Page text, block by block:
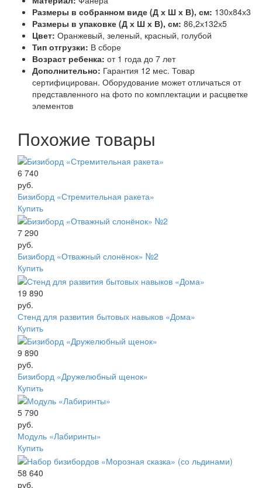
Размеры в собранном виде (Д х Ш х В), см: 130х84х3
Размеры в упаковке (Д х Ш х В), см: 86,2х132х5
Цвет: Оранжевый, зеленый, красный, голубой
Тип отгрузки: В сборе
Возраст ребенка: от 1 года до 7 лет
Дополнительно: Гарантия 12 мес. Товар
сертифицирован. Оборудование может отличаться от
представленного на фото по комплектации и расцветке
элементов
Похожие товары
6 740
руб.
Бизиборд «Стремительная ракета»
Купить
7 290
руб.
Бизиборд «Отважный слонёнок» №2
Купить
19 890
руб.
Стенд для развития бытовых навыков «Дома»
Купить
9 890
руб.
Бизиборд «Дружелюбный щенок»
Купить
5 790
руб.
Модуль «Лабиринты»
Купить
58 640
руб.